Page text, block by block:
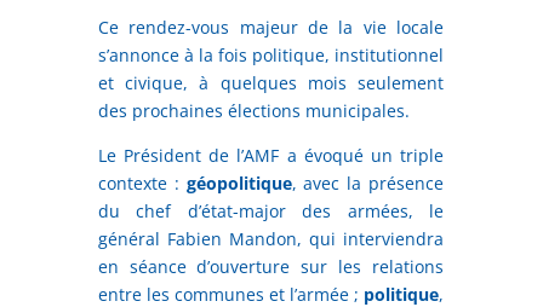
Ce rendez-vous majeur de la vie locale
s’annonce à la fois politique, institutionnel
et civique, à quelques mois seulement
des prochaines élections municipales.
Le Président de l’AMF a évoqué un triple
contexte : géopolitique, avec la présence
du chef d’état-major des armées, le
général Fabien Mandon, qui interviendra
en séance d’ouverture sur les relations
entre les communes et l’armée ; politique,